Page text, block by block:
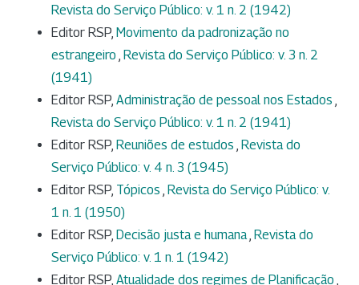
Revista do Serviço Público: v. 1 n. 2 (1942)
Editor RSP, Movimento da padronização no
estrangeiro , Revista do Serviço Público: v. 3 n. 2
(1941)
Editor RSP, Administração de pessoal nos Estados ,
Revista do Serviço Público: v. 1 n. 2 (1941)
Editor RSP, Reuniões de estudos , Revista do
Serviço Público: v. 4 n. 3 (1945)
Editor RSP, Tópicos , Revista do Serviço Público: v.
1 n. 1 (1950)
Editor RSP, Decisão justa e humana, Revista do
Serviço Público: v. 1 n. 1 (1942)
Editor RSP, Atualidade dos regimes de Planificação ,